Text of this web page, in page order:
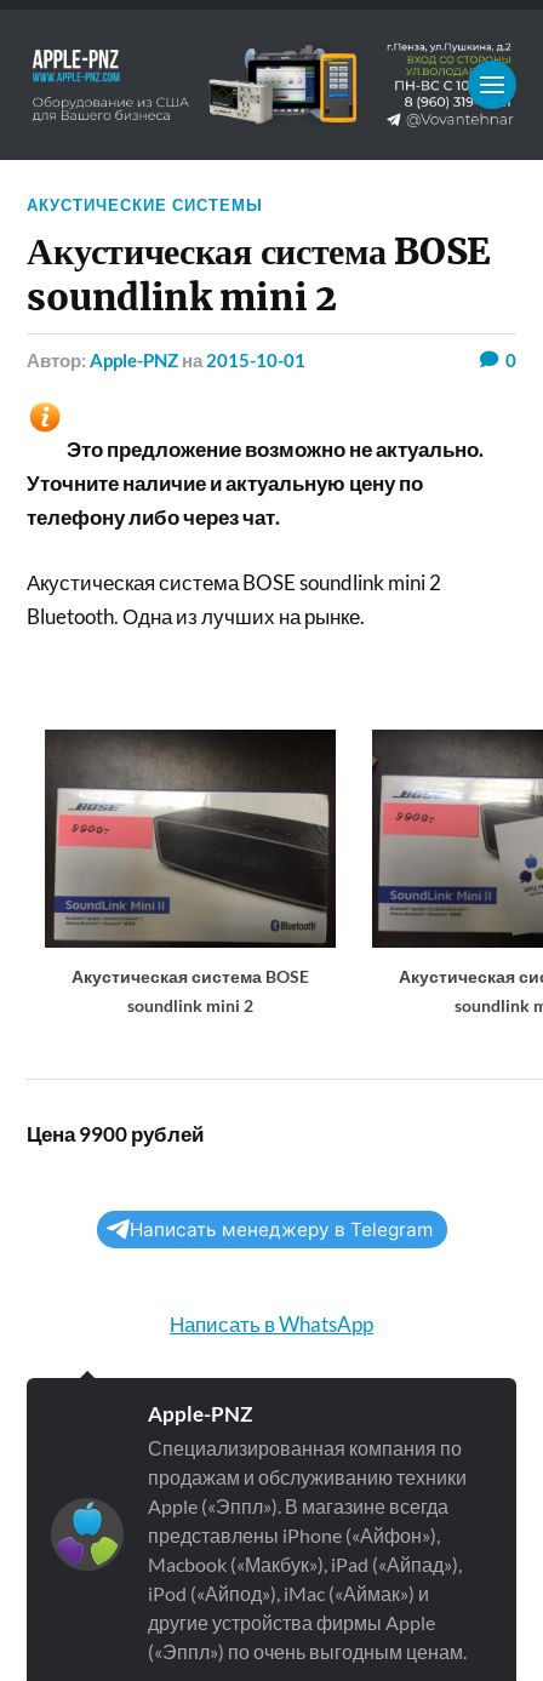
АКУСТИЧЕСКИЕ СИСТЕМЫ
Акустическая система BOSE
soundlink mini 2
Автор:Apple-PNZ на 2015-10-01 0
Это предложение возможно не актуально.
Уточните наличие и актуальную цену по
телефону либо через чат.
Акустическая система BOSE soundlink mini 2
Bluetooth. Одна из лучших на рынке.
Акустическая система BOSE
soundlink mini 2
Акустическая
soundlink
Цена 9900 рублей
Написать менеджеру в Telegram
Написать в WhatsApp
Apple-PNZ
Специализированная компания по
продажам и обслуживанию техники
Apple («Эппл»). В магазине всегда
представлены iPhone («Айфон»),
Macbook («Макбук»), iPad («Айпад»),
iPod («Айпод»), iMac («Аймак») и
другие устройства фирмы Apple
(«Эппл») по очень выгодным ценам.